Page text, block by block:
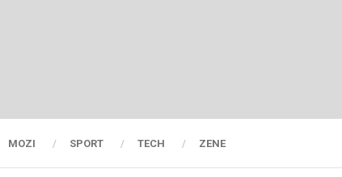
MOZI SPORT TECH ZENE